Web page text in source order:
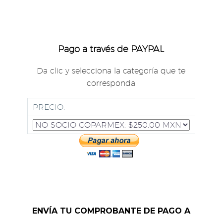
Pago a través de PAYPAL
Da clic y selecciona la categoría que te
corresponda
PRECIO:
ENVÍA TU COMPROBANTE DE PAGO A